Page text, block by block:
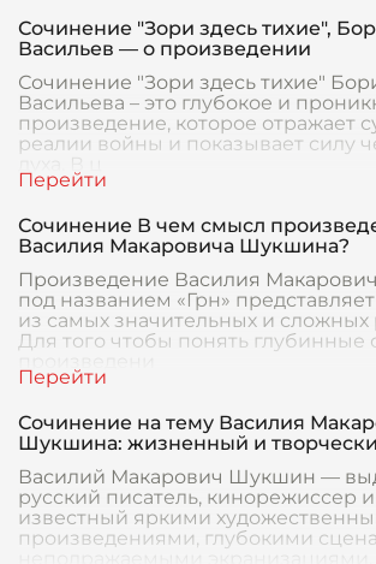
Сочинение "Зори здесь тихие",
Васильев — о произведении
Сочинение "Зори здесь тихие"
Васильева – это глубокое и
произведение, которое отражает
реалии войны и показывает силу
духа. В ц
Сочинение В чем смысл
Василия Макаровича Шукшина?
Произведение Василия
под названием «Грн»
из самых значительных и сложных
Для того чтобы понять глубинные
Сочинение на тему Василия
Шукшина: жизненный и
Василий Макарович Шукшин —
русский писатель, кинорежиссер и
известный яркими
произведениями, глубокими